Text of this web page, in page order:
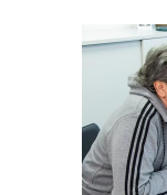
Über uns & Presse
Online-Services
Suche